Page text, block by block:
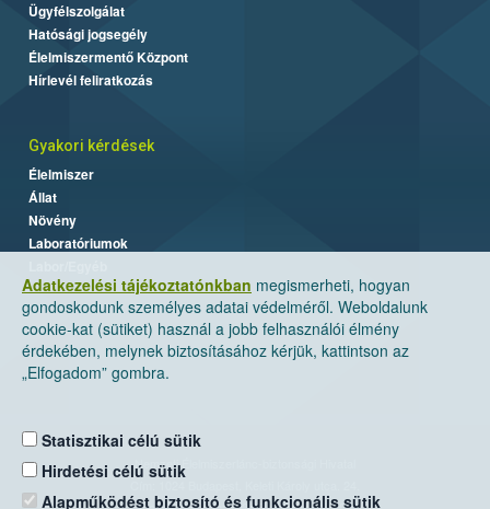
Adatkezelési tájékoztatónkban megismerheti, hogyan
gondoskodunk személyes adatai védelméről. Weboldalunk
cookie-kat (sütiket) használ a jobb felhasználói élmény
érdekében, melynek biztosításához kérjük, kattintson az
„Elfogadom” gombra.
Statisztikai célú sütik
Hirdetési célú sütik
Alapműködést biztosító és funkcionális sütik
Ügyfélszolgálat
Hatósági jogsegély
Élelmiszermentő Központ
Hírlevél feliratkozás
Gyakori kérdések
Élelmiszer
Állat
Növény
Laboratóriumok
Nemzeti Élelmiszerlánc-biztonsági Hivatal